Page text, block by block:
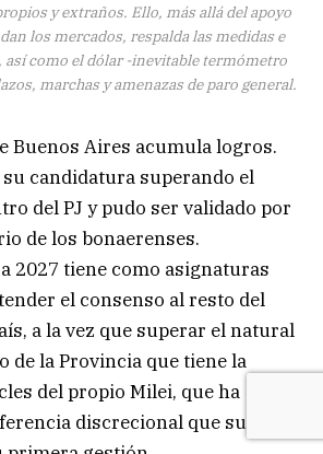
y extraños. Ello, más allá del apoyo
los mercados, respalda las medidas e
así como el dólar -inevitable termómetro
marchas y amenazas de paro general.
Buenos Aires acumula logros.
candidatura superando el
del PJ y pudo ser validado por
de los bonaerenses.
a 2027 tiene como asignaturas
el consenso al resto del
a la vez que superar el natural
de la Provincia que tiene la
del propio Milei, que ha
discrecional que supo